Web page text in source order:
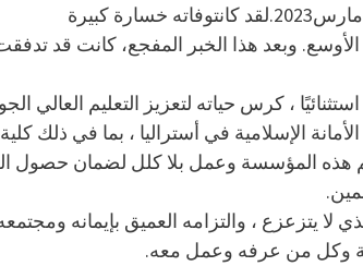
وبعد هذا الخبر المفجع، كانت قد
، كرس حياته لتعزيز التعليم العالي
في أستراليا ، بما في ذلك كلية بانكستاون في
هذه المؤسسة وعمل بلا كلل لضمان حصول
لا يتزعزع ، والتزامه العميق بإيمانه
وكل من عرفه وعمل معه.